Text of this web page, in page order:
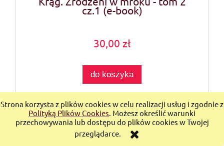
Strona korzysta z plików cookies w celu realizacji usług i zgodnie z
Polityką Plików Cookies. Możesz określić warunki
przechowywania lub dostępu do plików cookies w Twojej
przeglądarce.
cz.1 (e-book)
30,00 zł
do koszyka